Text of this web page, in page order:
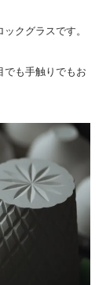
クグラスです。
でも手触りでもお